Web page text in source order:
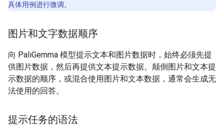
具体用例进行微调。
图片和文字数据顺序
向 PaliGemma 模型提示文本和图片数据时，始终必须先提
供图片数据，然后再提供文本提示数据。 颠倒图片和文本提
示数据的顺序，或混合使用图片和文本数据，通常会生成无
法使用的回答。
提示任务的语法